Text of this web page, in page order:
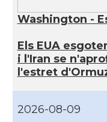
Washington -
Els EUA
i l'Iran se
l'estret
2026-08-09